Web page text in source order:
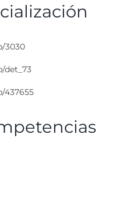
3030
det_73
437655